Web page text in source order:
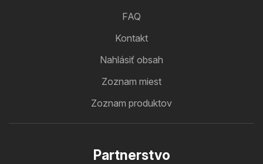
FAQ
Kontakt
Nahlásiť obsah
Zoznam miest
Zoznam produktov
Partnerstvo